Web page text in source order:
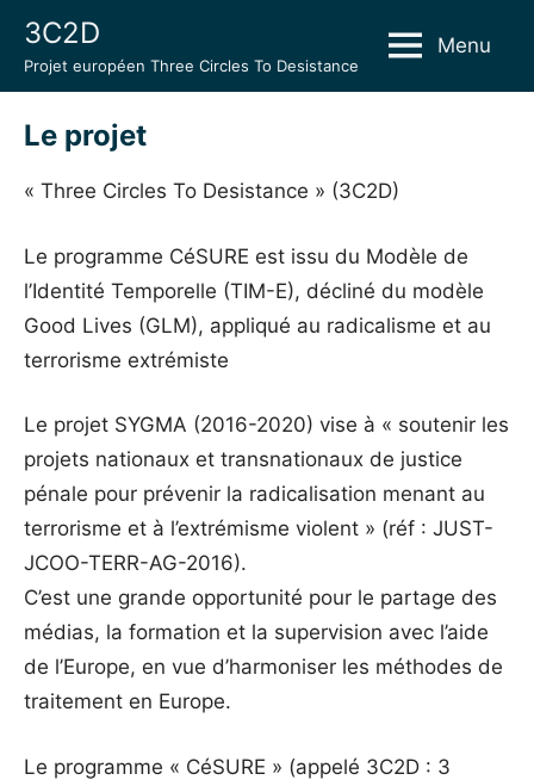
Skip
content
3C2D
Projet européen Three Circles To Desistance
Menu
Le projet
« Three Circles To Desistance » (3C2D)
Le programme CéSURE est issu du Modèle de
l’Identité Temporelle (TIM-E), décliné du modèle
Good Lives (GLM), appliqué au radicalisme et au
terrorisme extrémiste
Le projet SYGMA (2016-2020) vise à « soutenir les
projets nationaux et transnationaux de justice
pénale pour prévenir la radicalisation menant au
terrorisme et à l’extrémisme violent » (réf : JUST-
JCOO-TERR-AG-2016).
C’est une grande opportunité pour le partage des
médias, la formation et la supervision avec l’aide
de l’Europe, en vue d’harmoniser les méthodes de
traitement en Europe.
Le programme « CéSURE » (appelé 3C2D : 3